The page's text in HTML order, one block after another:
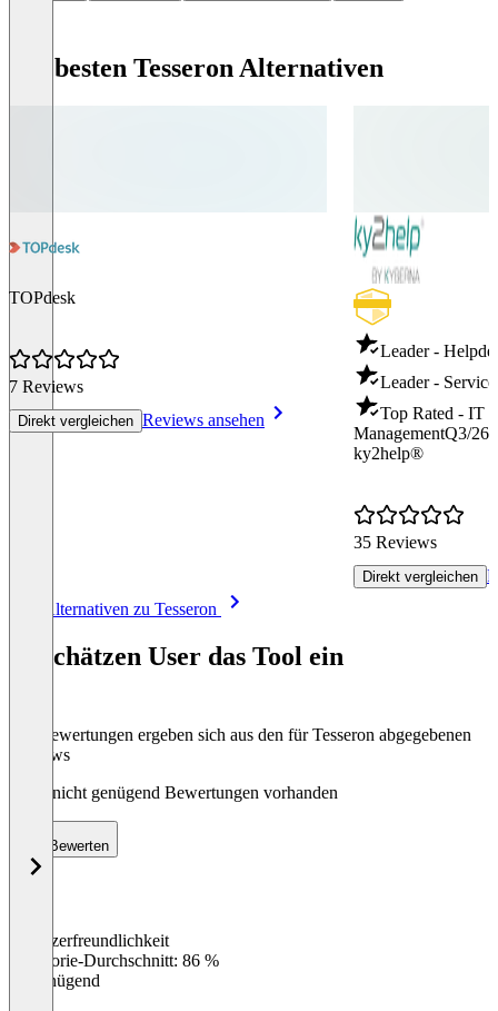
Die besten Tesseron Alternativen
TOPdesk
7 Reviews
Direkt vergleichen Reviews ansehen
Leader -
Leader -
Top Rated - IT
ManagementQ3/26
ky2help®
35 Reviews
Direkt vergleichen
Alle Alternativen zu Tesseron
So schätzen User das Tool ein
Die Bewertungen ergeben sich aus den für Tesseron abgegebenen
Reviews
Noch nicht genügend Bewertungen vorhanden
Bewerten
Benutzerfreundlichkeit
Kategorie-Durchschnitt: 86 %
Ungenügend